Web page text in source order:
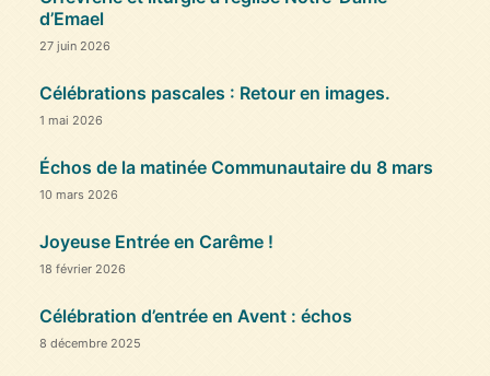
d’Emael
27 juin 2026
Célébrations pascales : Retour en images.
1 mai 2026
Échos de la matinée Communautaire du 8 mars
10 mars 2026
Joyeuse Entrée en Carême !
18 février 2026
Célébration d’entrée en Avent : échos
8 décembre 2025